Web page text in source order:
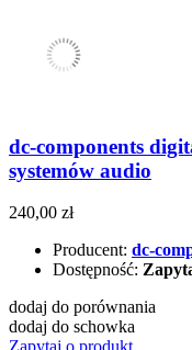
dc-components
systemów audio
240,00 zł
Producent: dc-
Dostępność:
dodaj do porównania
dodaj do schowka